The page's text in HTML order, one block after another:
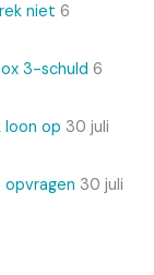
niet 6
3-schuld 6
loon op 30 juli
30 juli